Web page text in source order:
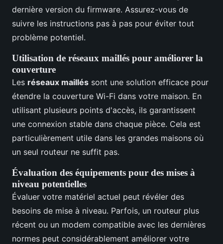
dernière version du firmware. Assurez-vous de
suivre les instructions pas à pas pour éviter tout
problème potentiel.
Utilisation de réseaux maillés pour améliorer la
couverture
Les réseaux maillés sont une solution efficace pour
étendre la couverture Wi-Fi dans votre maison. En
utilisant plusieurs points d'accès, ils garantissent
une connexion stable dans chaque pièce. Cela est
particulièrement utile dans les grandes maisons où
un seul routeur ne suffit pas.
Évaluation des équipements pour des mises à
niveau potentielles
Évaluer votre matériel actuel peut révéler des
besoins de mise à niveau. Parfois, un routeur plus
récent ou un modem compatible avec les dernières
normes peut considérablement améliorer votre